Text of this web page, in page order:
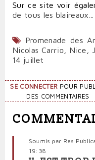
Sur ce site voir
de tous les
Promenade des
Nicolas Carrio
Nice
14 juillet
SE CONNECTER POUR
DES COMMENTAIRES
Soumis par Res
19:38